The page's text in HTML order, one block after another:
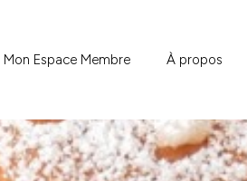
Mon Espace Membre
À propos